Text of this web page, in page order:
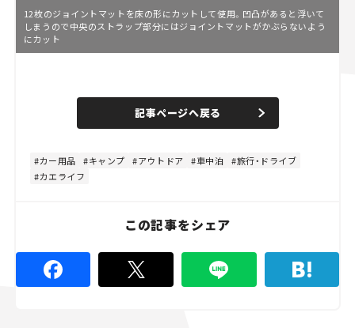
12枚のジョイントマットを床の形にカットして使用。凹凸があると浮いて
しまうので中央のストラップ部分にはジョイントマットがかぶらないよう
にカット
n
e
d
3
記事ページへ戻る
カー用品 キャンプ アウトドア 車中泊
旅行・ドライブ
カエライフ
この記事をシェア